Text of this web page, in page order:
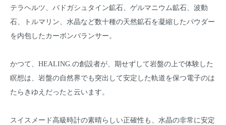
テラヘルツ、バドガシュタイン鉱石、ゲルマニウム鉱石、波動
石、トルマリン、水晶など数十種の天然鉱石を凝縮したパウダー
を内包したカーボンバランサー。
かつて、HEALING.の創設者が、期せずして岩盤の上で体験した
瞑想は、岩盤の自然界でも突出して安定した軌道を保つ電子のは
たらきゆえだったと云います。
スイスメード高級時計の素晴らしい正確性も、水晶の非常に安定